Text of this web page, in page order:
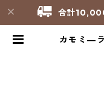
合計
カモミ―